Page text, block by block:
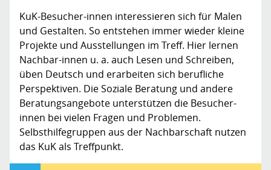
KuK-Besucher-innen interessieren sich für Malen
und Gestalten. So entstehen immer wieder kleine
Projekte und Ausstellungen im Treff. Hier lernen
Nachbar-innen u. a. auch Lesen und Schreiben,
üben Deutsch und erarbeiten sich berufliche
Perspektiven. Die Soziale Beratung und andere
Beratungsangebote unterstützen die Besucher-
innen bei vielen Fragen und Problemen.
Selbsthilfegruppen aus der Nachbarschaft nutzen
das KuK als Treffpunkt.